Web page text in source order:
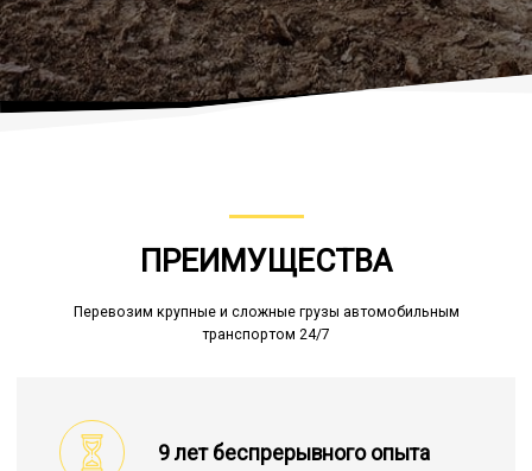
ПРЕИМУЩЕСТВА
Перевозим крупные и сложные грузы автомобильным
транспортом 24/7
9 лет беспрерывного опыта